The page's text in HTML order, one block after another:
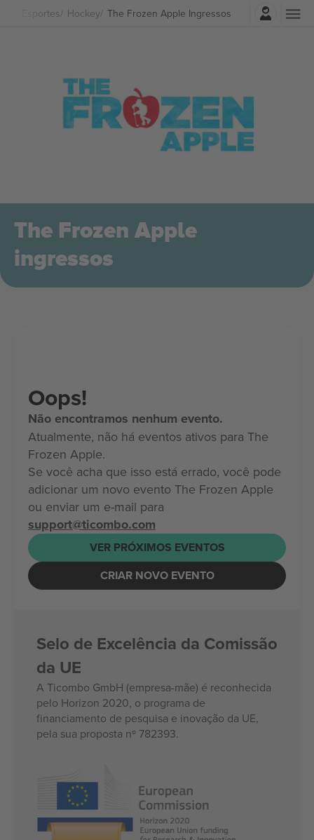
Esportes Hockey The Frozen Apple Ingressos
Entrar
The Frozen Apple
ingressos
Oops!
Não encontramos nenhum evento.
Atualmente, não há eventos ativos para The
Frozen Apple.
Se você acha que isso está errado, você pode
adicionar um novo evento The Frozen Apple
ou enviar um e-mail para
support@ticombo.com
VER PRÓXIMOS EVENTOS
CRIAR NOVO EVENTO
Selo de Excelência da Comissão
da UE
A Ticombo GmbH (empresa-mãe) é reconhecida
pelo Horizon 2020, o programa de
financiamento de pesquisa e inovação da UE,
pela sua proposta nº 782393.